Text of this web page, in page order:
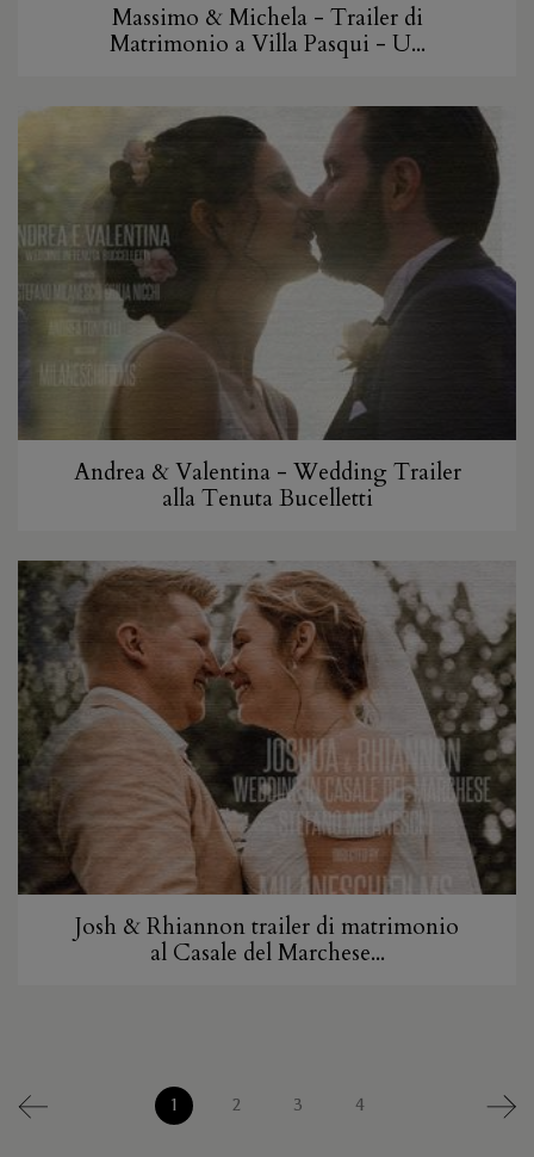
Massimo & Michela - Trailer di
Matrimonio a Villa Pasqui - U...
Andrea & Valentina - Wedding Trailer
alla Tenuta Bucelletti
Josh & Rhiannon trailer di matrimonio
al Casale del Marchese...
1 2 3 4